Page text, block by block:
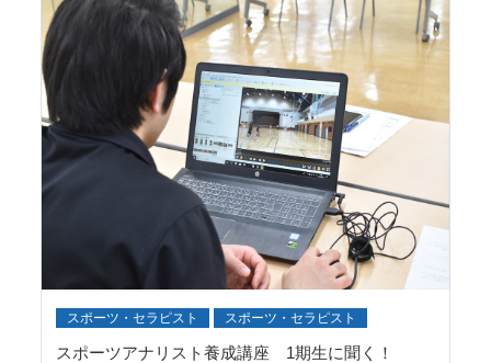
スポーツ・セラピスト スポーツ・セラピスト
スポーツアナリスト養成講座 1期生に聞く！